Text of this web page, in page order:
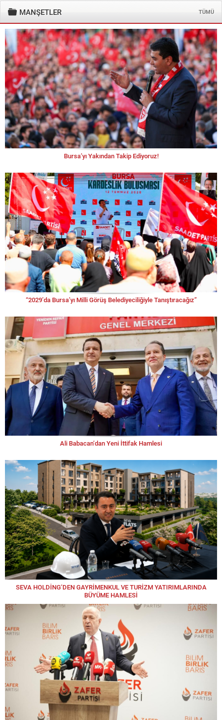
MANŞETLER TÜMÜ
Bursa’yı Yakından Takip Ediyoruz!
“2029’da Bursa’yı Milli Görüş Belediyeciliğiyle Tanıştıracağız”
Ali Babacan’dan Yeni İttifak Hamlesi
SEVA HOLDİNG’DEN GAYRİMENKUL VE TURİZM YATIRIMLARINDA
BÜYÜME HAMLESİ